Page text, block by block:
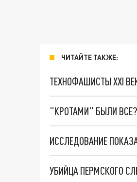
ЧИТАЙТЕ ТАКЖЕ:
ТЕХНОФАШИСТЫ XXI
"КРОТАМИ" БЫЛИ
ИССЛЕДОВАНИЕ
УБИЙЦА ПЕРМСКОГО